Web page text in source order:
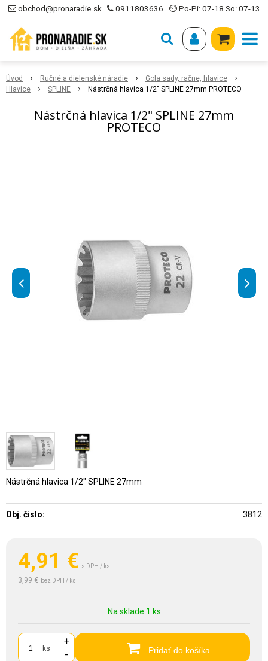
obchod@pronaradie.sk 0911803636 ⏲ Po-Pi: 07-18 So: 07-13
Úvod Ručné a dielenské náradie
Gola sady, račne, hlavice
Hlavice
SPLINE Nástrčná hlavica 1/2" SPLINE 27mm PROTECO
Nástrčná hlavica 1/2" SPLINE 27mm
PROTECO
4,91 € s DPH / ks
3,99 € bez DPH / ks
Na sklade 1 ks
ks
+
-
Pridať do košíka
Nástrčná hlavica 1/2" SPLINE 27mm
Obj. čislo: 3812